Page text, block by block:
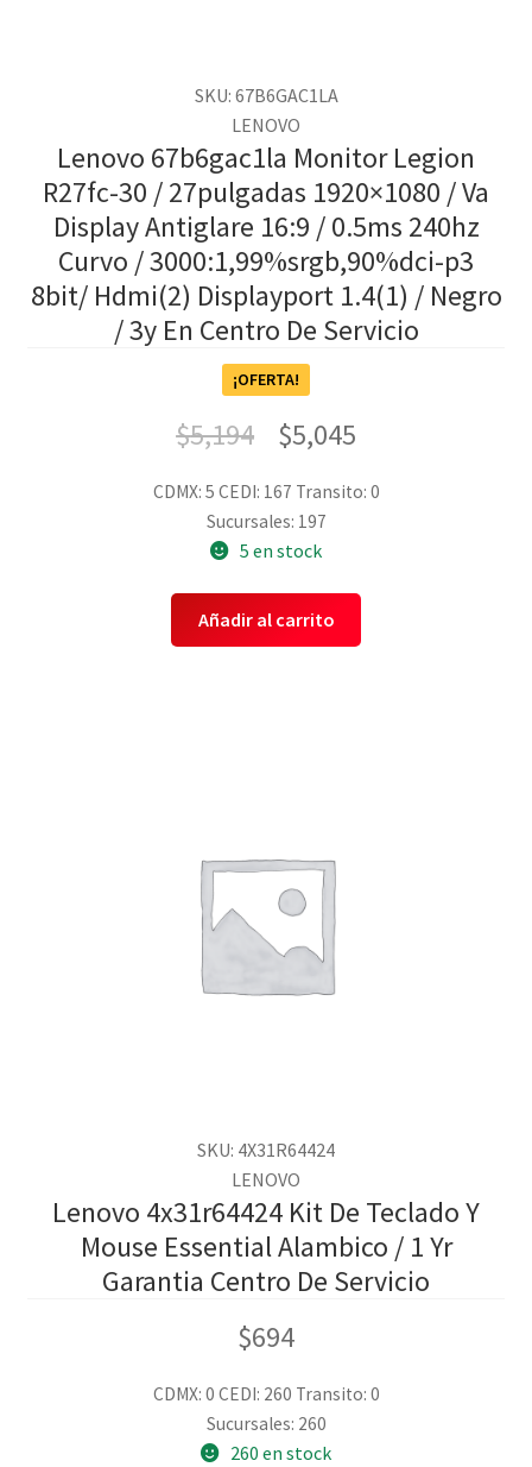
SKU: 67B6GAC1LA
LENOVO
Lenovo 67b6gac1la Monitor Legion
R27fc-30 / 27pulgadas 1920×1080 / Va
Display Antiglare 16:9 / 0.5ms 240hz
Curvo / 3000:1,99%srgb,90%dci-p3
8bit/ Hdmi(2) Displayport 1.4(1) / Negro
/ 3y En Centro De Servicio
¡OFERTA!
$5,194 $5,045
CDMX: 5 CEDI: 167 Transito: 0
Sucursales: 197
5 en stock
Añadir al carrito
SKU: 4X31R64424
LENOVO
Lenovo 4x31r64424 Kit De Teclado Y
Mouse Essential Alambico / 1 Yr
Garantia Centro De Servicio
$694
CDMX: 0 CEDI: 260 Transito: 0
Sucursales: 260
260 en stock